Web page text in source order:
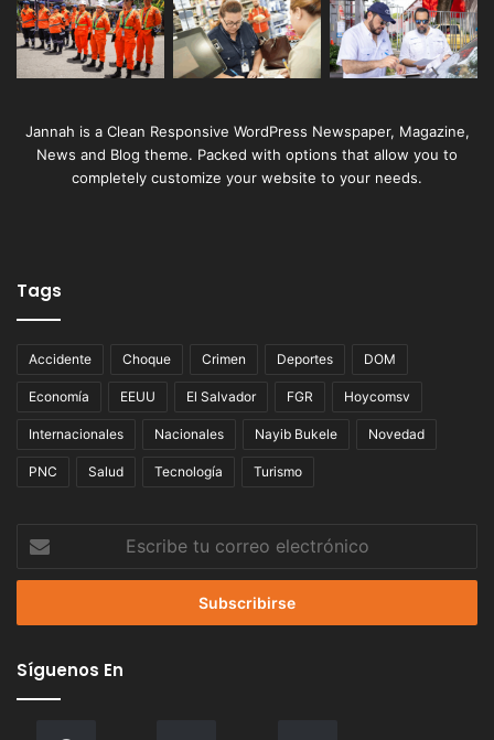
Jannah is a Clean Responsive WordPress Newspaper, Magazine,
News and Blog theme. Packed with options that allow you to
completely customize your website to your needs.
Tags
Accidente Choque Crimen Deportes DOM
Economía EEUU El Salvador FGR Hoycomsv
Internacionales Nacionales Nayib Bukele Novedad
PNC Salud Tecnología Turismo
tu
correo
Síguenos En